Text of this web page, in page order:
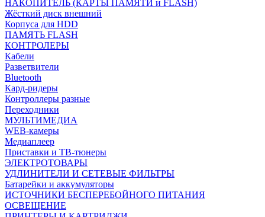
НАКОПИТЕЛЬ (КАРТЫ ПАМЯТИ и FLASH)
Жёсткий диск внешний
Корпуса для HDD
ПАМЯТЬ FLASH
КОНТРОЛЕРЫ
Кабели
Разветвители
Bluetooth
Кард-ридеры
Контроллеры разные
Переходники
МУЛЬТИМЕДИА
WEB-камеры
Медиаплеер
Приставки и ТВ-тюнеры
ЭЛЕКТРОТОВАРЫ
УДЛИНИТЕЛИ И СЕТЕВЫЕ ФИЛЬТРЫ
Батарейки и аккумуляторы
ИСТОЧНИКИ БЕСПЕРЕБОЙНОГО ПИТАНИЯ
ОСВЕЩЕНИЕ